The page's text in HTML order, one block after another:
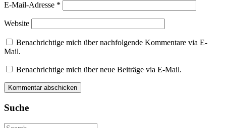
E-Mail-Adresse *
Website
Benachrichtige mich über nachfolgende Kommentare via E-
Mail.
Benachrichtige mich über neue Beiträge via E-Mail.
Suche